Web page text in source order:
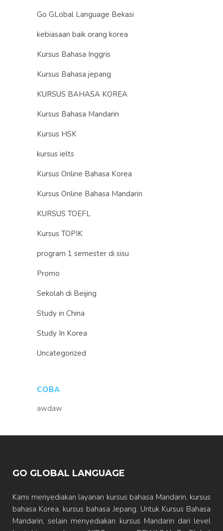
Go GLobal Language Bekasi
kebiasaan baik orang korea
Kursus Bahasa Inggris
Kursus Bahasa jepang
KURSUS BAHASA KOREA
Kursus Bahasa Mandarin
Kursus HSK
kursus ielts
Kursus Online Bahasa Korea
Kursus Online Bahasa Mandarin
KURSUS TOEFL
Kursus TOPIK
program 1 semester di sisu
Promo
Sekolah di Beijing
Study in China
Study In Korea
Uncategorized
COBA
awdaw
GO GLOBAL LANGUAGE
Kami menyediakan layanan kursus bahasa Mandarin, kursus
bahasa Korea, kursus bahasa Jepang. Untuk Kursus Bahasa
Mandarin, selain menyediakan kursus Mandarin dari level